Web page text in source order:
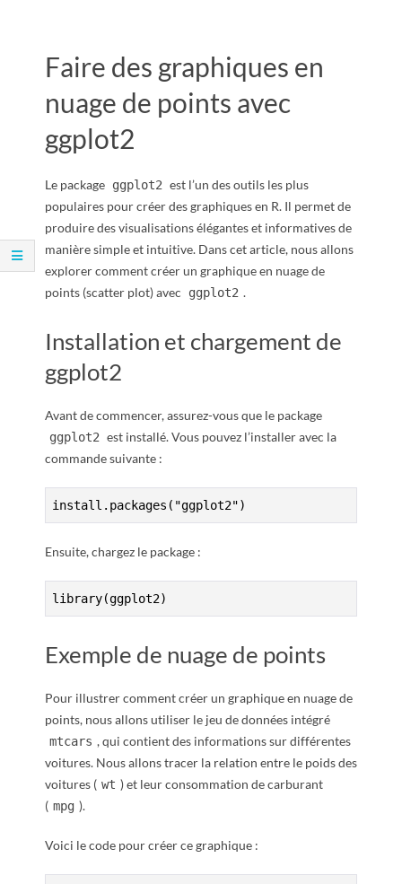
S
R
Faire des graphiques en
nuage de points avec
ggplot2
Le package ggplot2 est l’un des outils les plus
populaires pour créer des graphiques en R. Il permet de
produire des visualisations élégantes et informatives de
manière simple et intuitive. Dans cet article, nous allons
explorer comment créer un graphique en nuage de
points (scatter plot) avec
ggplot2 .
Installation et chargement de
ggplot2
Avant de commencer, assurez-vous que le package
ggplot2 est installé. Vous pouvez l’installer avec la
commande suivante :
install.packages("ggplot2")
Ensuite, chargez le package :
library(ggplot2)
Exemple de nuage de points
Pour illustrer comment créer un graphique en nuage de
points, nous allons utiliser le jeu de données intégré
mtcars , qui contient des informations sur différentes
voitures. Nous allons tracer la relation entre le poids des
voitures ( wt ) et leur consommation de carburant
( mpg ).
Voici le code pour créer ce graphique :